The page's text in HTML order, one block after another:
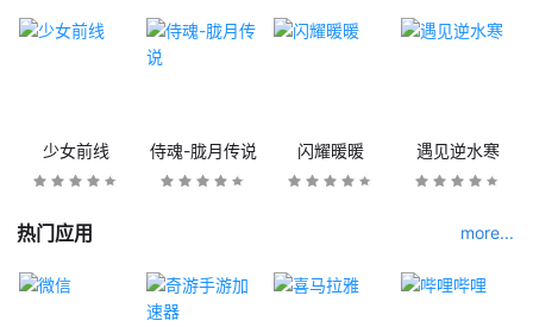
少女前线 侍魂-胧月传说 闪耀暖暖 遇见逆水寒
热门应用 more...